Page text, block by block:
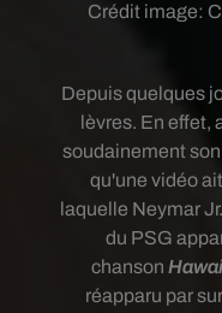
Crédit image:
Depuis quelques
lèvres. En effet,
soudainement
qu'une vidéo
laquelle Neymar
du PSG
chanson
réapparu par